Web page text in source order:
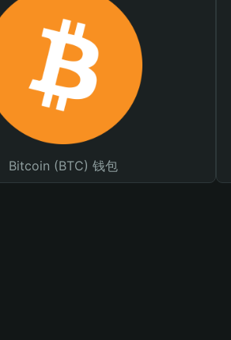
Bitcoin (BTC) 钱包